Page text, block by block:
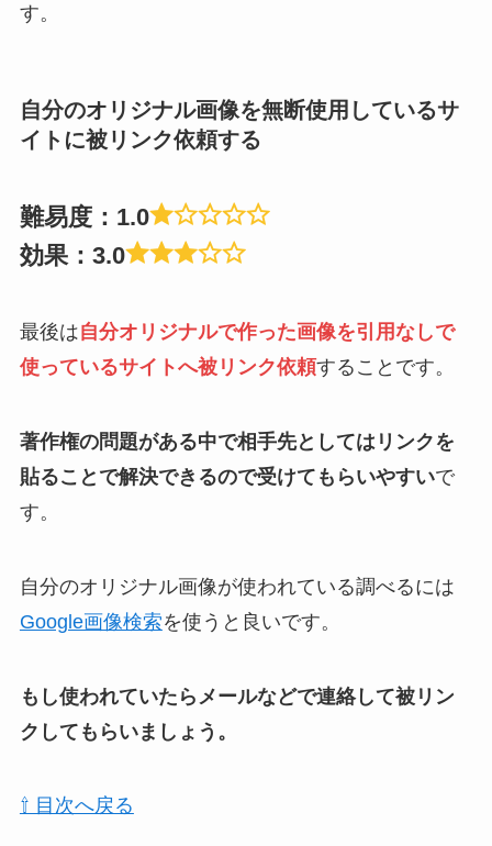
す。
自分のオリジナル画像を無断使用しているサ
イトに被リンク依頼する
難易度：1.0
効果：3.0
最後は自分オリジナルで作った画像を引用なしで
使っているサイトへ被リンク依頼することです。
著作権の問題がある中で相手先としてはリンクを
貼ることで解決できるので受けてもらいやすいで
す。
自分のオリジナル画像が使われている調べるには
Google画像検索を使うと良いです。
もし使われていたらメールなどで連絡して被リン
クしてもらいましょう。
⇧ 目次へ戻る